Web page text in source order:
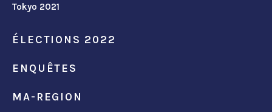
Tokyo 2021
ÉLECTIONS 2022
ENQUÊTES
MA-REGION